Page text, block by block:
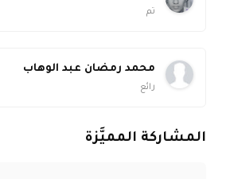
تم
محمد رمضان عبد الوهاب
رائع
المشاركة المميَّزة